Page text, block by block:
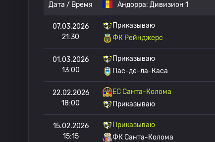
Дата / Время Андорра: Дивизион 1
07.03.2026
21:30
Приказываю
ФК Рейнджерс
01.03.2026
13:00
Приказываю
Пас-де-ла-Каса
22.02.2026
18:00
ЕС Санта-Колома
Приказываю
15.02.2026
15:15
Приказываю
ФК Санта-Колома